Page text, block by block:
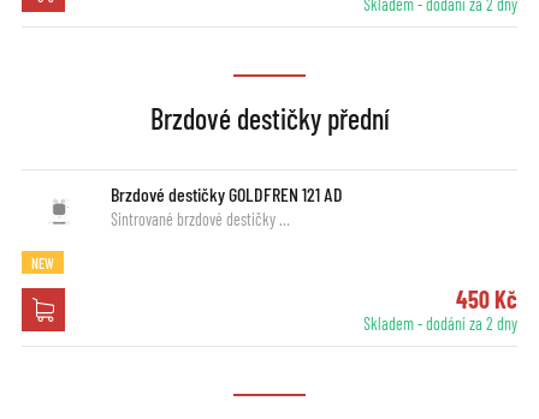
Skladem - dodání za 2 dny
Brzdové destičky přední
Brzdové destičky GOLDFREN 121 AD
Sintrované brzdové destičky …
NEW
450 Kč
Skladem - dodání za 2 dny